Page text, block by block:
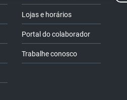
Lojas e horários
Portal do colaborador
Trabalhe conosco